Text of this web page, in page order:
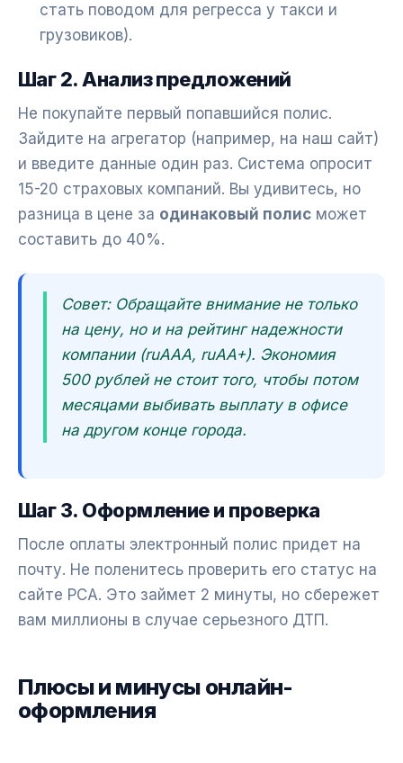
стать поводом для регресса у такси и
грузовиков).
Шаг 2. Анализ предложений
Не покупайте первый попавшийся полис.
Зайдите на агрегатор (например, на наш сайт)
и введите данные один раз. Система опросит
15-20 страховых компаний. Вы удивитесь, но
разница в цене за одинаковый полис может
составить до 40%.
Совет: Обращайте внимание не только
на цену, но и на рейтинг надежности
компании (ruAAA, ruAA+). Экономия
500 рублей не стоит того, чтобы потом
месяцами выбивать выплату в офисе
на другом конце города.
Шаг 3. Оформление и проверка
После оплаты электронный полис придет на
почту. Не поленитесь проверить его статус на
сайте РСА. Это займет 2 минуты, но сбережет
вам миллионы в случае серьезного ДТП.
Плюсы и минусы онлайн-
оформления